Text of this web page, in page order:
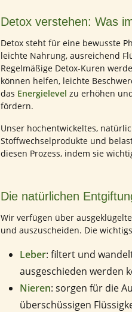
Detox verstehen: Was
Detox steht für eine bewusste
leichte Nahrung, ausreichend
Regelmäßige Detox-Kuren
können helfen, leichte
das Energielevel zu erhöhen
fördern.
Unser hochentwickeltes,
Stoffwechselprodukte und
diesen Prozess, indem sie
Die natürlichen
Wir verfügen über
und auszuscheiden. Die
Leber: filtert und
ausgeschieden werden
Nieren: sorgen für die
überschüssigen